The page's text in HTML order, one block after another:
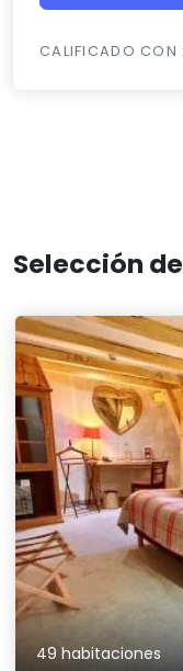
CALIFICADO
Selección
49 habitaciones